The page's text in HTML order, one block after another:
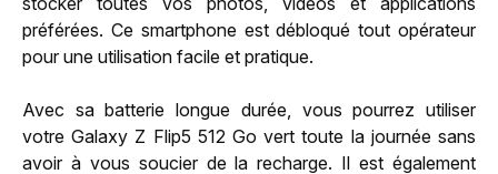
préférées. Ce smartphone est débloqué tout opérateur
pour une utilisation facile et pratique.
Avec sa batterie longue durée, vous pourrez utiliser
votre Galaxy Z Flip5 512 Go vert toute la journée sans
avoir à vous soucier de la recharge. Il est également